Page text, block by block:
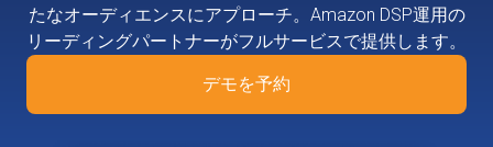
たなオーディエンスにアプローチ。Amazon DSP運用の
リーディングパートナーがフルサービスで提供します。
デモを予約